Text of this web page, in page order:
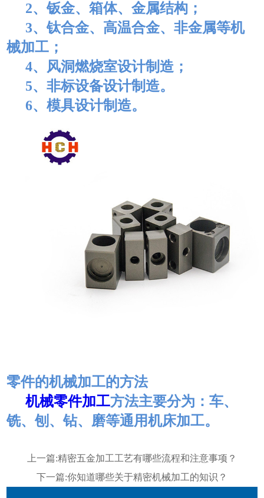
2、钣金、箱体、金属结构；
3、钛合金、高温合金、非金属等机
械加工；
4、风洞燃烧室设计制造；
5、非标设备设计制造。
6、模具设计制造。
零件的机械加工的方法
机械零件加工方法主要分为：车、
铣、刨、钻、磨等通用机床加工。
上一篇:精密五金加工工艺有哪些流程和注意事项？
下一篇:你知道哪些关于精密机械加工的知识？